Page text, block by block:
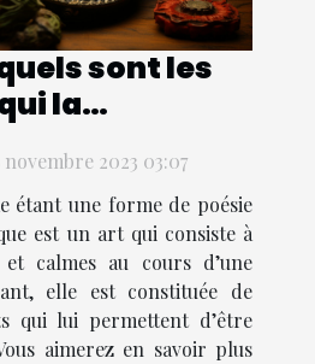
sont les
la
2023 03:07
étant une forme de poésie
est un art qui consiste à
calmes au cours d’une
elle est constituée de
qui lui permettent d’être
aimerez en savoir plus